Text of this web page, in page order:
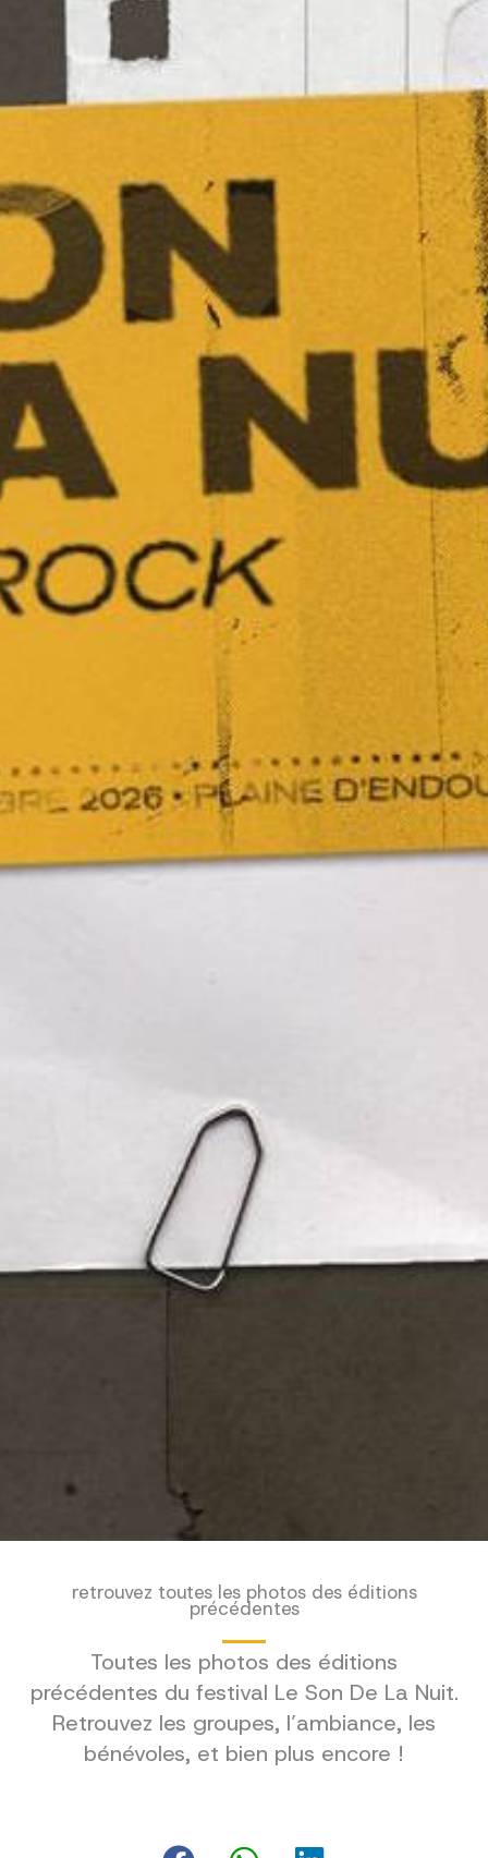
retrouvez toutes les photos des éditions
précédentes
Toutes les photos des éditions
précédentes du festival Le Son De La Nuit.
Retrouvez les groupes, l’ambiance, les
bénévoles, et bien plus encore !